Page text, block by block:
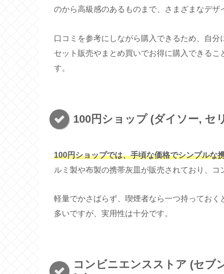
のから高級感のあるものまで、さまざまなデザ
口コミを参考にしながら購入できるため、自分
セット販売やまとめ買いでお得に購入できる
す。
100円ショップ (ダイソー, セ
100円ショップでは、手頃な価格でシンプルな
ルミ製や布製の携帯灰皿が販売されており、コ
軽量でかさばらず、喫煙者なら一つ持ってお
多いですが、実用性は十分です。
コンビニエンスストア (セブ